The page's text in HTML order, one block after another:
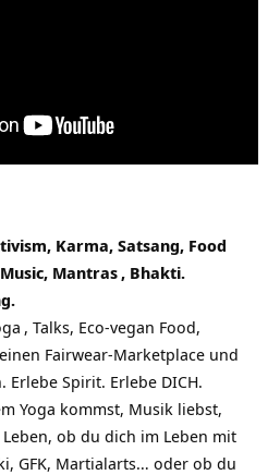
Karma, Satsang, Food
Mantras, Bhakti.
, Talks, Eco-vegan Food,
Fairwear-Marketplace und
Erlebe Spirit. Erlebe DICH.
Yoga kommst, Musik liebst,
ob du dich im Leben mit
GFK, Martialarts… oder ob du